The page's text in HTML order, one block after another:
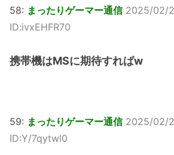
58: まったりゲーマー通信 2025/02/
ID:ivxEHFR70
携帯機はMSに期待すればw
59: まったりゲーマー通信 2025/02/
ID:Y/7qytwl0